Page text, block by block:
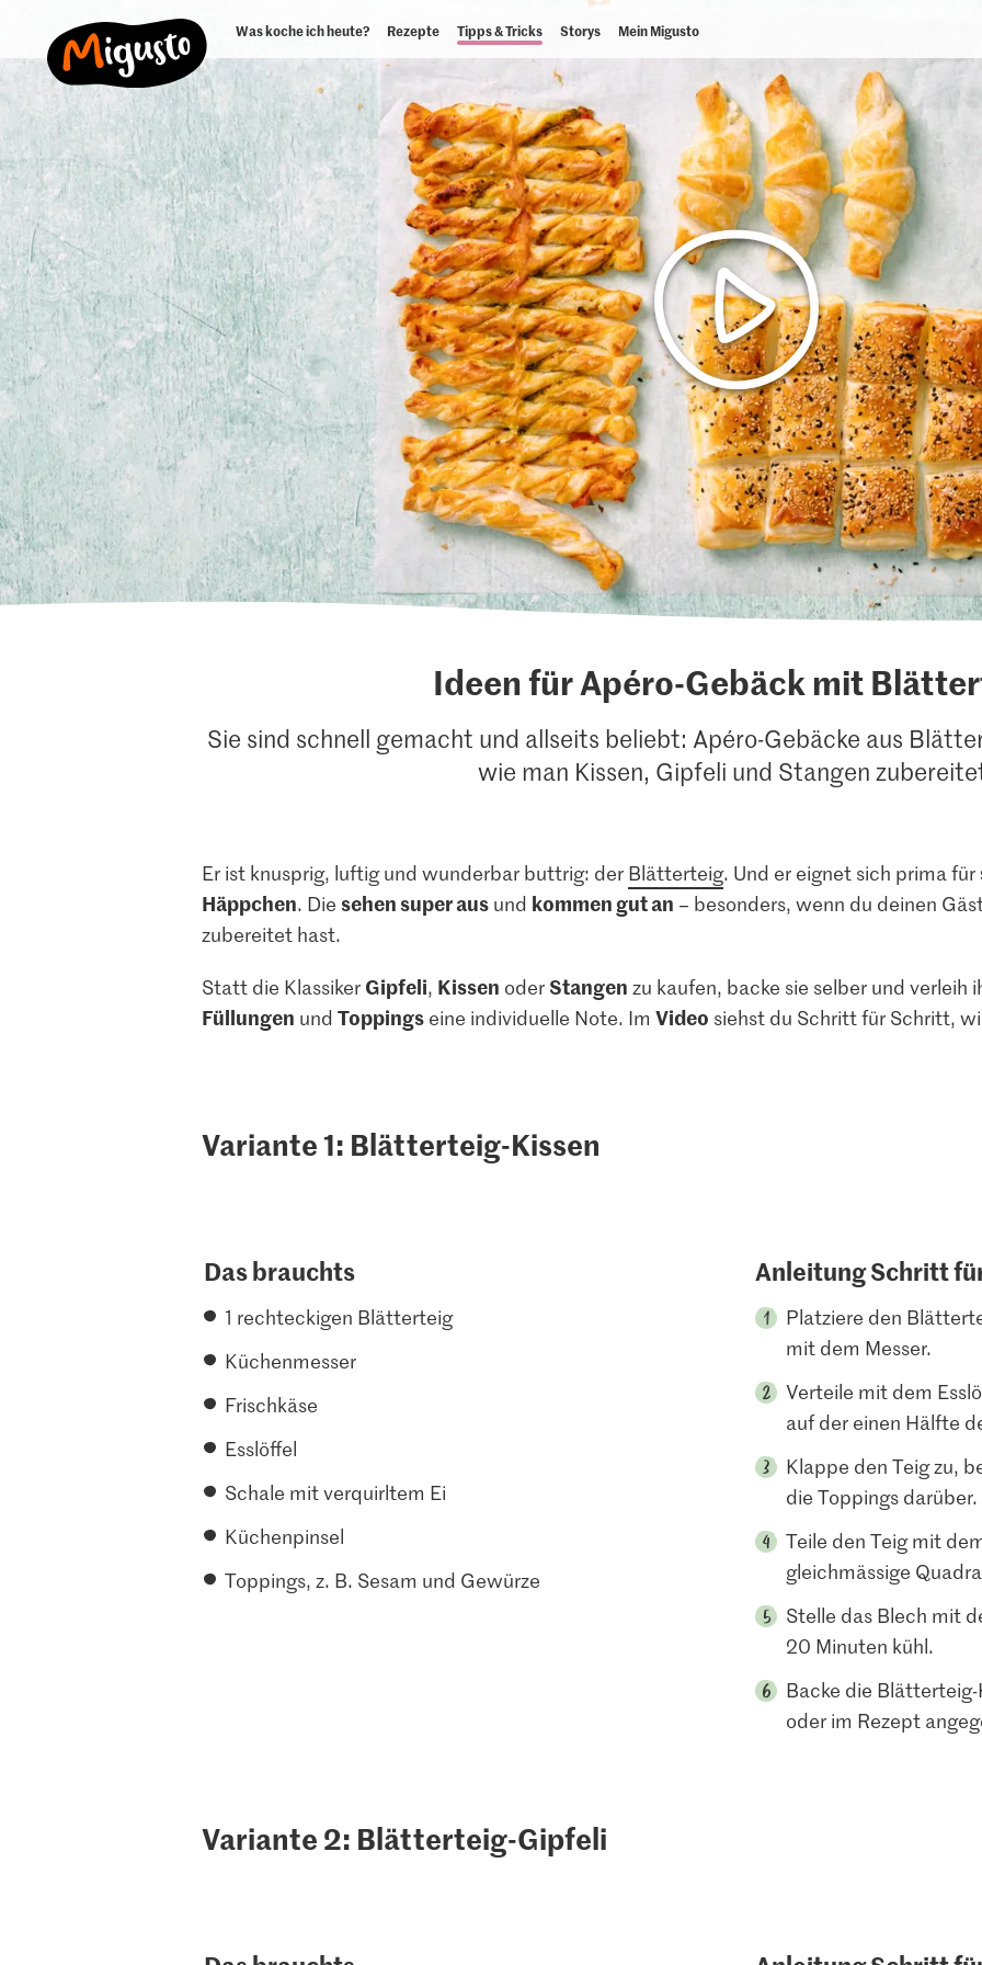
Was koche ich heute? Rezepte Tipps & Tricks Storys Mein Migusto
Ideen für Apéro-Gebäck mit
Sie sind schnell gemacht und allseits beliebt: Apéro-Gebäcke aus
wie man Kissen, Gipfeli und Stangen
Er ist knusprig, luftig und wunderbar buttrig: der Blätterteig. Und er eignet sich prima für
Häppchen. Die sehen super ausund kommen gut an – besonders, wenn du deinen
zubereitet hast.
Statt die Klassiker Gipfeli, Kissen oder Stangen zu kaufen, backe sie selber und verleih
Füllungen und Toppingseine individuelle Note. Im Video siehst du Schritt für Schritt,
Variante 1: Blätterteig-Kissen
Das brauchts
1 rechteckigen Blätterteig
Küchenmesser
Frischkäse
Esslöffel
Schale mit verquirltem Ei
Küchenpinsel
Toppings, z. B. Sesam und Gewürze
Anleitung Schritt
Platziere den
mit dem Messer.
Verteile mit dem
auf der einen Hälfte
Klappe den Teig zu,
die Toppings darüber.
Teile den Teig mit
gleichmässige
Stelle das Blech mit
20 Minuten kühl.
Backe die
oder im Rezept
Variante 2: Blätterteig-Gipfeli